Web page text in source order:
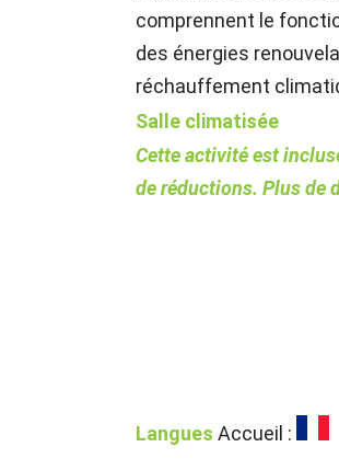
comprennent le
des énergies
réchauffement
Salle climatisée
Cette activité est
de réductions. Plus de
Langues Accueil :